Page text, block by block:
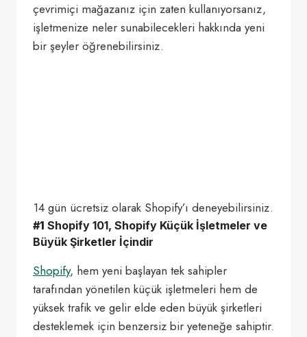
çevrimiçi mağazanız için zaten kullanıyorsanız,
işletmenize neler sunabilecekleri hakkında yeni
bir şeyler öğrenebilirsiniz.
14 gün ücretsiz olarak Shopify’ı deneyebilirsiniz.
#1 Shopify 101, Shopify Küçük İşletmeler ve
Büyük Şirketler İçindir
Shopify, hem yeni başlayan tek sahipler
tarafından yönetilen küçük işletmeleri hem de
yüksek trafik ve gelir elde eden büyük şirketleri
desteklemek için benzersiz bir yeteneğe sahiptir.